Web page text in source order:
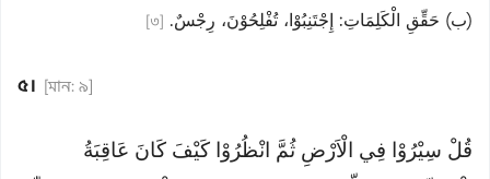
(ب) حَقِّقِ الْكَلِمَاتِ: إِجْتَنِبُوْا، تُفْلِحُوْنَ، رِجْسٌ. [৩]
৫। [মান: ৯]
قُلْ سِيْرُوْا فِي الْاَرْضِ ثُمَّ انْظُرُوْا كَيْفَ كَانَ عَاقِبَةُ